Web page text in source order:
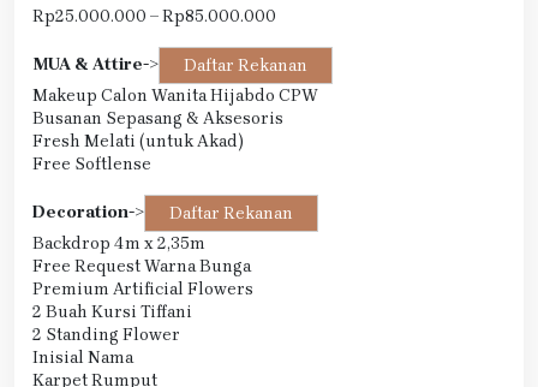
Rp25.000.000 –Rp85.000.000
Rp25.000.000
hingga
Rp85.000.000
MUA & Attire->
Daftar Rekanan
Makeup Calon Wanita Hijabdo CPW
Busanan Sepasang & Aksesoris
Fresh Melati (untuk Akad)
Free Softlense
Decoration->
Daftar Rekanan
Backdrop 4m x 2,35m
Free Request Warna Bunga
Premium Artificial Flowers
2 Buah Kursi Tiffani
2 Standing Flower
Inisial Nama
Karpet Rumput